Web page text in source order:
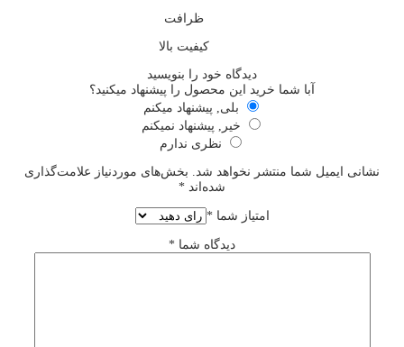
ظرافت
کیفیت بالا
دیدگاه خود را بنویسید
آبا شما خرید این محصول را پیشنهاد میکنید؟
بلی, پیشنهاد میکنم
خیر, پیشنهاد نمیکنم
نظری ندارم
نشانی ایمیل شما منتشر نخواهد شد.
بخش‌های موردنیاز علامت‌گذاری
شده‌اند *
امتیاز شما*
دیدگاه شما *